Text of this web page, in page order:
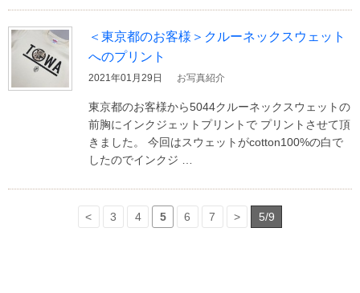
＜東京都のお客様＞クルーネックスウェット
へのプリント
2021年01月29日 お写真紹介
東京都のお客様から5044クルーネックスウェットの
前胸にインクジェットプリントで プリントさせて頂
きました。 今回はスウェットがcotton100%の白で
したのでインクジ …
< 3 4 5 6 7 > 5/9